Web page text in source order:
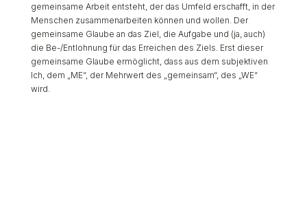
gemeinsame Arbeit entsteht, der das Umfeld erschafft, in der
Menschen zusammenarbeiten können und wollen. Der
gemeinsame Glaube an das Ziel, die Aufgabe und (ja, auch)
die Be-/Entlohnung für das Erreichen des Ziels. Erst dieser
gemeinsame Glaube ermöglicht, dass aus dem subjektiven
Ich, dem „ME“, der Mehrwert des „gemeinsam“, des „WE“
wird.